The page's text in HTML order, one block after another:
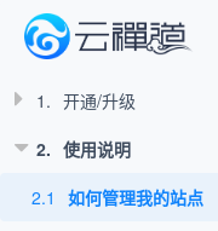
1. 开通/升级
2. 使用说明
2.1
如何管理我的站点